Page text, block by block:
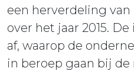
een herverdeling
over het jaar 2015.
af, waarop de
in beroep gaan bij de